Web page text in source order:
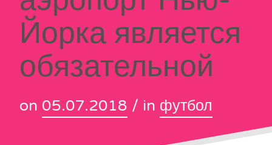
Йорка является
обязательной
on 05.07.2018 / in футбол